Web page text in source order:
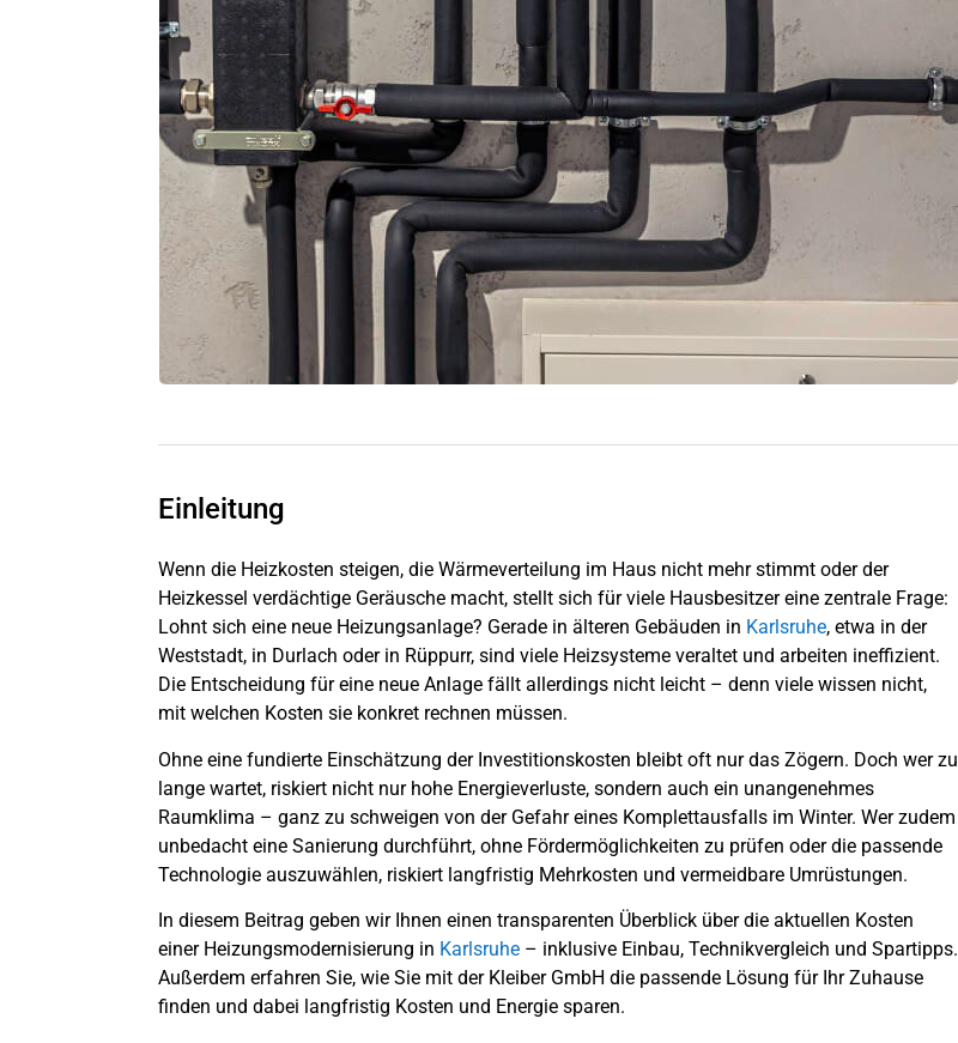
Einleitung
Wenn die Heizkosten steigen, die Wärmeverteilung im Haus nicht mehr stimmt oder der
Heizkessel verdächtige Geräusche macht, stellt sich für viele Hausbesitzer eine zentrale Frage:
Lohnt sich eine neue Heizungsanlage? Gerade in älteren Gebäuden in Karlsruhe, etwa in der
Weststadt, in Durlach oder in Rüppurr, sind viele Heizsysteme veraltet und arbeiten ineffizient.
Die Entscheidung für eine neue Anlage fällt allerdings nicht leicht – denn viele wissen nicht,
mit welchen Kosten sie konkret rechnen müssen.
Ohne eine fundierte Einschätzung der Investitionskosten bleibt oft nur das Zögern. Doch wer zu
lange wartet, riskiert nicht nur hohe Energieverluste, sondern auch ein unangenehmes
Raumklima – ganz zu schweigen von der Gefahr eines Komplettausfalls im Winter. Wer zudem
unbedacht eine Sanierung durchführt, ohne Fördermöglichkeiten zu prüfen oder die passende
Technologie auszuwählen, riskiert langfristig Mehrkosten und vermeidbare Umrüstungen.
In diesem Beitrag geben wir Ihnen einen transparenten Überblick über die aktuellen Kosten
einer Heizungsmodernisierung in Karlsruhe – inklusive Einbau, Technikvergleich und Spartipps.
Außerdem erfahren Sie, wie Sie mit der Kleiber GmbH die passende Lösung für Ihr Zuhause
finden und dabei langfristig Kosten und Energie sparen.